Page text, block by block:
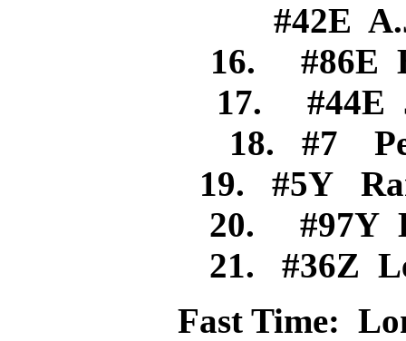
#42E
16.
17.
18. #7
19. #5Y
20. #97Y
21. #36Z
Fast Time: